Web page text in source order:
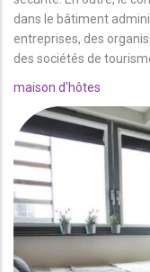
dans le bâtiment
entreprises, des
des sociétés de
maison d'hôtes